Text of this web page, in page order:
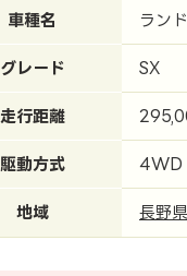
車種名 ラン
グレード SX
走行距離
駆動方式 4WD
地域 長野県